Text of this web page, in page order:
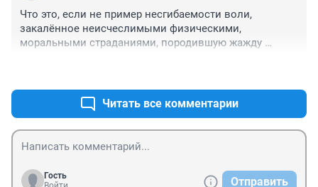
Что это, если не пример несгибаемости воли,
закалённое неисчеслимыми физическими,
моральными страданиями, породившую жажду
Читать все комментарии
Гость
Отправить